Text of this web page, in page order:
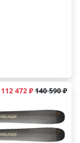
112 472 ₽ 140 590 ₽